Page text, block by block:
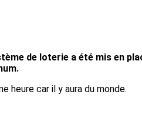
de loterie a été mis en
heure car il y aura du monde.